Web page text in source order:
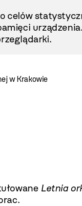
celów
urządzenia.
w Krakowie
Letnia